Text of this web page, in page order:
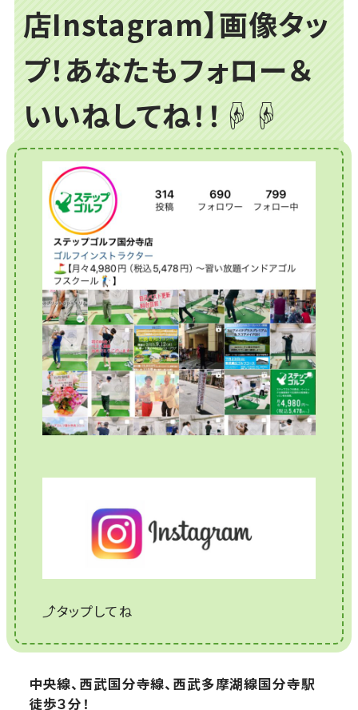
店Instagram】画像タッ
プ！あなたもフォロー＆
いいねしてね！！☟☟
⤴タップしてね
中央線、西武国分寺線、西武多摩湖線国分寺駅
徒歩３分！